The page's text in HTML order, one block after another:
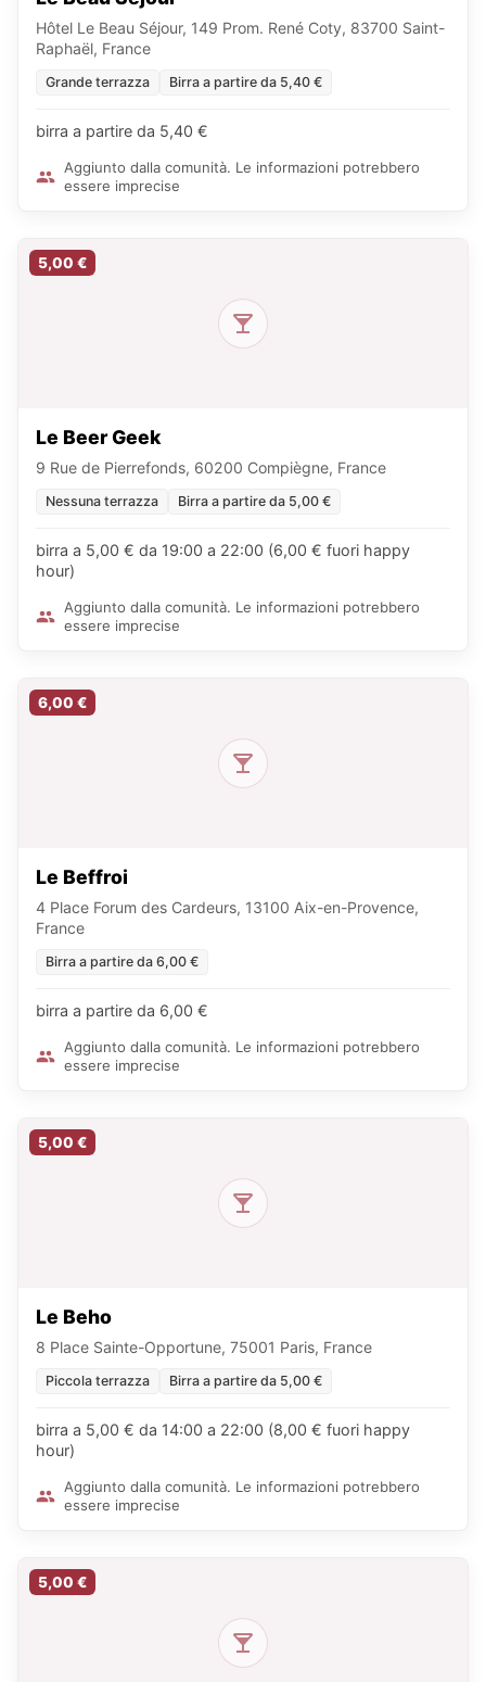
Hôtel Le Beau Séjour, 149 Prom. René Coty, 83700 Saint-
Raphaël, France
Grande terrazza Birra a partire da 5,40 €
birra a partire da 5,40 €
Aggiunto dalla comunità. Le informazioni potrebbero
essere imprecise
5,00 €
Le Beer Geek
9 Rue de Pierrefonds, 60200 Compiègne, France
Nessuna terrazza Birra a partire da 5,00 €
birra a 5,00 € da 19:00 a 22:00 (6,00 € fuori happy
hour)
Aggiunto dalla comunità. Le informazioni potrebbero
essere imprecise
6,00 €
Le Beffroi
4 Place Forum des Cardeurs, 13100 Aix-en-Provence,
France
Birra a partire da 6,00 €
birra a partire da 6,00 €
Aggiunto dalla comunità. Le informazioni potrebbero
essere imprecise
5,00 €
Le Beho
8 Place Sainte-Opportune, 75001 Paris, France
Piccola terrazza Birra a partire da 5,00 €
birra a 5,00 € da 14:00 a 22:00 (8,00 € fuori happy
hour)
Aggiunto dalla comunità. Le informazioni potrebbero
essere imprecise
5,00 €